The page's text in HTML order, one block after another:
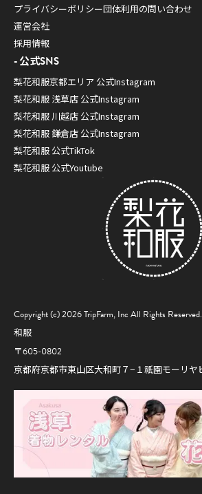
Copyright (c) 2026 TripFarm, Inc All Rights Reserved.
和服
〒605-0802
京都府京都市東山区大和町７−１祇園モーリヤ
プライバシーポリシー
運営会社
採用情報
団体利用の問い合わせ
公式SNS
梨花和服京都エリア 公式Instagram
梨花和服 浅草店 公式Instagram
梨花和服 川越店 公式Instagram
梨花和服 鎌倉店 公式Instagram
梨花和服 公式TikTok
梨花和服 公式Youtube